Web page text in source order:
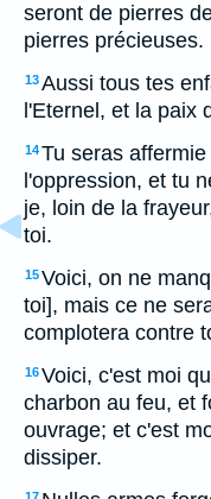
seront de pierres
pierres précieuses.
13Aussi tous tes
l'Eternel, et la paix
14Tu seras
l'oppression, et tu
je, loin de la
toi.
15Voici, on ne
toi], mais ce ne
complotera contre
16Voici, c'est moi
charbon au feu, et
ouvrage; et c'est
dissiper.